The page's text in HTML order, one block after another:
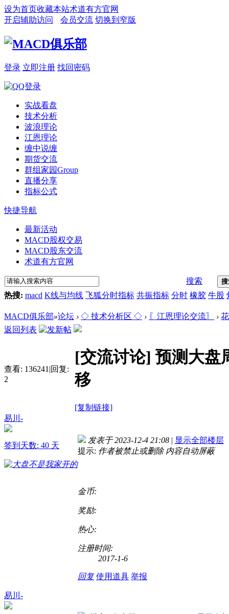
设为首页收藏本站术道有方官网
开启辅助访问
会员交流 切换到窄版
登录 立即注册 找回密码
实战看盘
技术分析
波浪理论
江恩理论
缠中说缠
期货交流
群组家园Group
直播分享
指标公式
快捷导航
最新活动
MACD股权交易
MACD股东交流
术道有方官网
搜索
热搜: macd K线与均线 飞狐分时指标 共振指标 分时 橡胶 牛股
MACD俱乐部»论坛 › ◇ 技术分析区 ◇ › 〖江恩理论交流〗 ›
返回列表
查看: 136241 |回复:
2
[交流讨论] 预测大盘
移
[复制链接]
易川-
签到天数: 40 天
发表于 2023-12-4 21:08 | 显示全部楼层
提示: 作者被禁止或删除 内容自动屏蔽
金币:
奖励:
热心:
注册时间:
2017-1-6
回复 使用道具 举报
易川-